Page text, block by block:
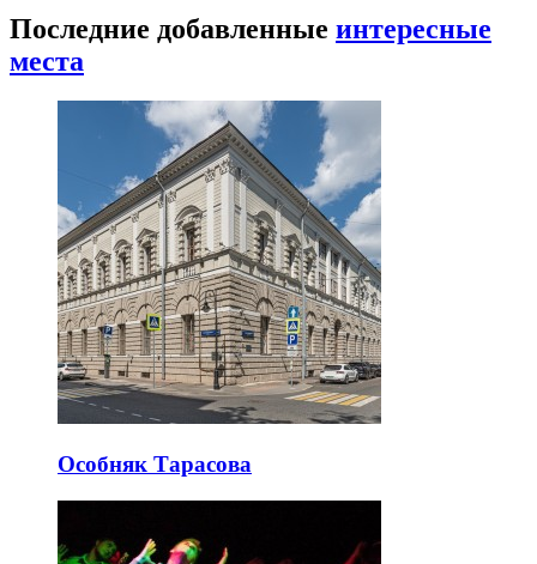
Последние добавленные интересные
места
Особняк Тарасова